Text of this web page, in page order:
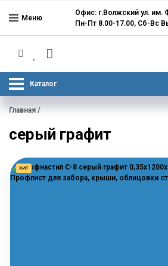
Меню
Офис: г.Волжский ул. им.
Пн-Пт 8.00-17.00, Сб-Вс
Каталог
Главная /
серый графит
ХИТ